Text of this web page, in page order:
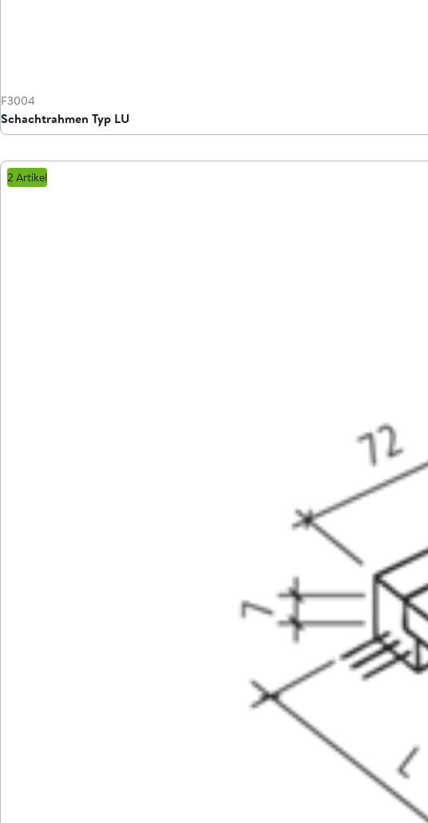
F3004
Schachtrahmen Typ LU
2 Artikel